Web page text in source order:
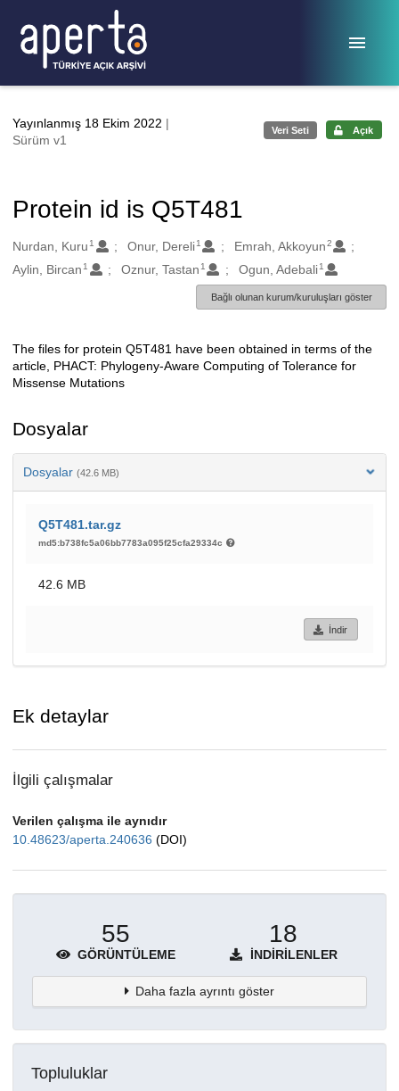
Yayınlanmış 18 Ekim 2022 |
Sürüm v1
Veri Seti Açık
Protein id is Q5T481
Oluşturanlar
Nurdan, Kuru 1 Onur, Dereli 1 Emrah, Akkoyun2
Aylin, Bircan 1 Oznur, Tastan 1 Ogun, Adebali 1
Bağlı olunan kurum/kuruluşları göster
Açıklama
The files for protein Q5T481 have been obtained in terms of the
article, PHACT: Phylogeny-Aware Computing of Tolerance for
Missense Mutations
Dosyalar
Dosyalar (42.6 MB)
Q5T481.tar.gz
md5:b738fc5a06bb7783a095f25cfa29334c
42.6 MB
İndir
Ek detaylar
İlgili çalışmalar
Verilen çalışma ile aynıdır
10.48623/aperta.240636 (DOI)
55
GÖRÜNTÜLEME
18
İNDIRILENLER
Daha fazla ayrıntı göster
Topluluklar